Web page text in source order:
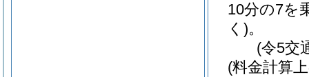
10分の7を
く)。
(令5交
(料金計算